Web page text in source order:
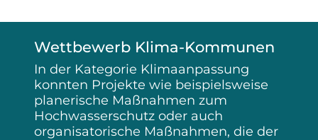
Wettbewerb Klima-Kommunen
In der Kategorie Klimaanpassung
konnten Projekte wie beispielsweise
planerische Maßnahmen zum
Hochwasserschutz oder auch
organisatorische Maßnahmen, die der